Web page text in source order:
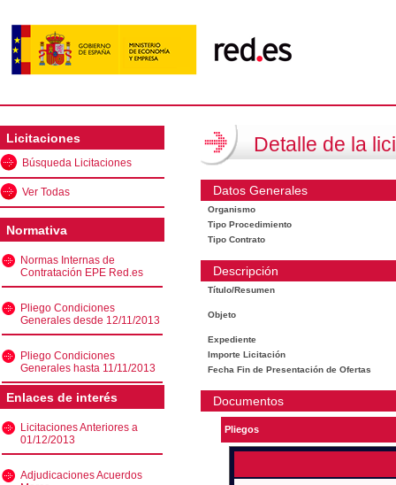
Licitaciones
Búsqueda Licitaciones
Ver Todas
Normativa
Normas Internas de
Contratación EPE Red.es
Pliego Condiciones
Generales desde 12/11/2013
Pliego Condiciones
Generales hasta 11/11/2013
Enlaces de interés
Licitaciones Anteriores a
01/12/2013
Adjudicaciones Acuerdos
Detalle de la
Datos Generales
Organismo
Tipo Procedimiento
Tipo Contrato
Descripción
Título/Resumen
Objeto
Expediente
Importe Licitación
Fecha Fin de Presentación de Ofertas
Documentos
Pliegos